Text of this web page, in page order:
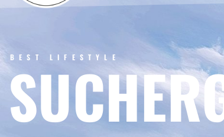
BEST LIFESTYLE